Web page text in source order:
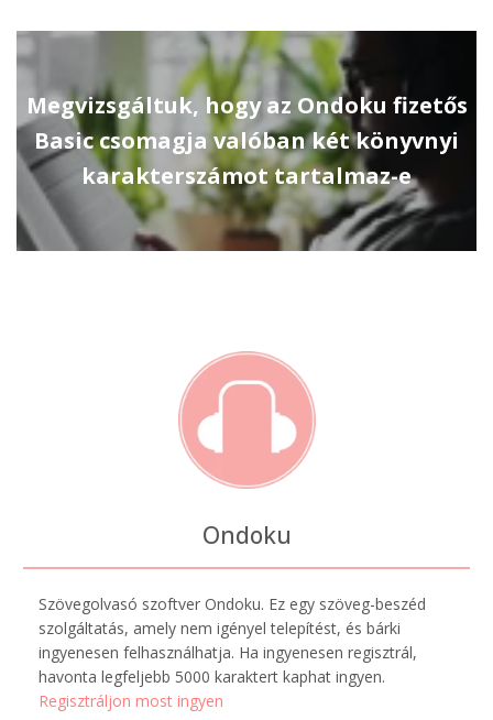
Megvizsgáltuk, hogy az Ondoku fizetős
Basic csomagja valóban két könyvnyi
karakterszámot tartalmaz-e
Ondoku
Szövegolvasó szoftver Ondoku. Ez egy szöveg-beszéd
szolgáltatás, amely nem igényel telepítést, és bárki
ingyenesen felhasználhatja. Ha ingyenesen regisztrál,
havonta legfeljebb 5000 karaktert kaphat ingyen.
Regisztráljon most ingyen